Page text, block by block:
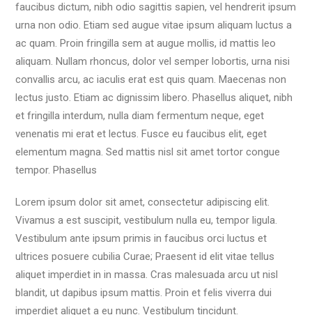
faucibus dictum, nibh odio sagittis sapien, vel hendrerit ipsum
urna non odio. Etiam sed augue vitae ipsum aliquam luctus a
ac quam. Proin fringilla sem at augue mollis, id mattis leo
aliquam. Nullam rhoncus, dolor vel semper lobortis, urna nisi
convallis arcu, ac iaculis erat est quis quam. Maecenas non
lectus justo. Etiam ac dignissim libero. Phasellus aliquet, nibh
et fringilla interdum, nulla diam fermentum neque, eget
venenatis mi erat et lectus. Fusce eu faucibus elit, eget
elementum magna. Sed mattis nisl sit amet tortor congue
tempor. Phasellus
Lorem ipsum dolor sit amet, consectetur adipiscing elit.
Vivamus a est suscipit, vestibulum nulla eu, tempor ligula.
Vestibulum ante ipsum primis in faucibus orci luctus et
ultrices posuere cubilia Curae; Praesent id elit vitae tellus
aliquet imperdiet in in massa. Cras malesuada arcu ut nisl
blandit, ut dapibus ipsum mattis. Proin et felis viverra dui
imperdiet aliquet a eu nunc. Vestibulum tincidunt.